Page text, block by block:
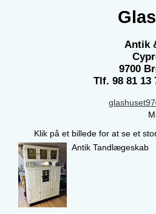
Antik
9700
Tlf. 98 81 13
Klik på et billede for at se et
Antik Tandlægeskab